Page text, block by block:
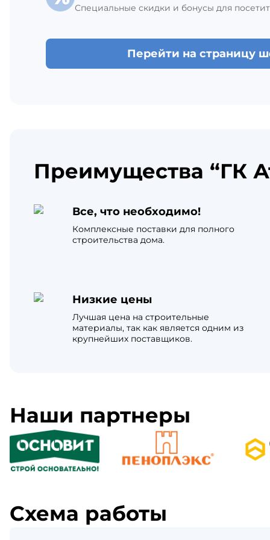
Специальные скидки и бонусы для
Перейти на страницу
Преимущества “ГК
Все, что необходимо!
Комплексные поставки для полного
строительства дома.
Низкие цены
Лучшая цена на строительные
материалы, так как является одним из
крупнейших поставщиков.
Наши партнеры
Схема работы